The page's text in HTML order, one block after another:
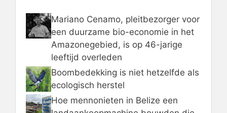
Mariano Cenamo, pleitbezorger voor
een duurzame bio-economie in het
Amazonegebied, is op 46-jarige
leeftijd overleden
Boombedekking is niet hetzelfde als
ecologisch herstel
Hoe mennonieten in Belize een